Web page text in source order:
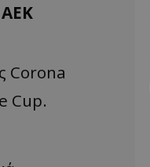
Corona
Cup.